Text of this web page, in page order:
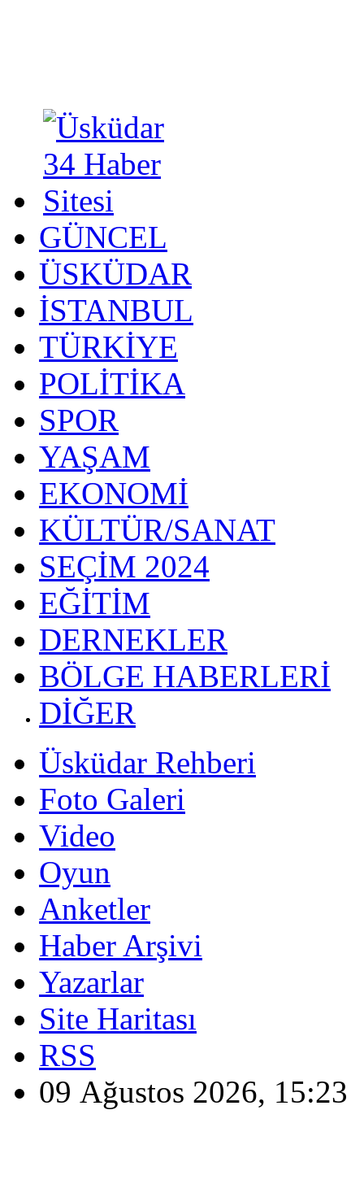
GÜNCEL
ÜSKÜDAR
İSTANBUL
TÜRKİYE
POLİTİKA
SPOR
YAŞAM
EKONOMİ
KÜLTÜR/SANAT
SEÇİM 2024
EĞİTİM
DERNEKLER
BÖLGE HABERLERİ
DİĞER
Üsküdar Rehberi
Foto Galeri
Video
Oyun
Anketler
Haber Arşivi
Yazarlar
Site Haritası
RSS
09 Ağustos 2026, 15:23